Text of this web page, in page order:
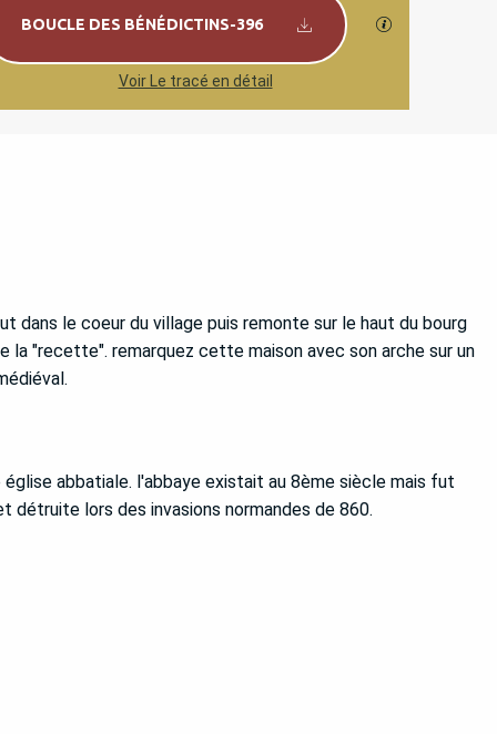
BOUCLE DES BÉNÉDICTINS-396
Voir Le tracé en détail
dans le coeur du village puis remonte sur le haut du bourg
la "recette". remarquez cette maison avec son arche sur un
abbatiale. l'abbaye existait au 8ème siècle mais fut
détruite lors des invasions normandes de 860.